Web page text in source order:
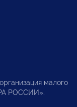
малого
РОССИИ».